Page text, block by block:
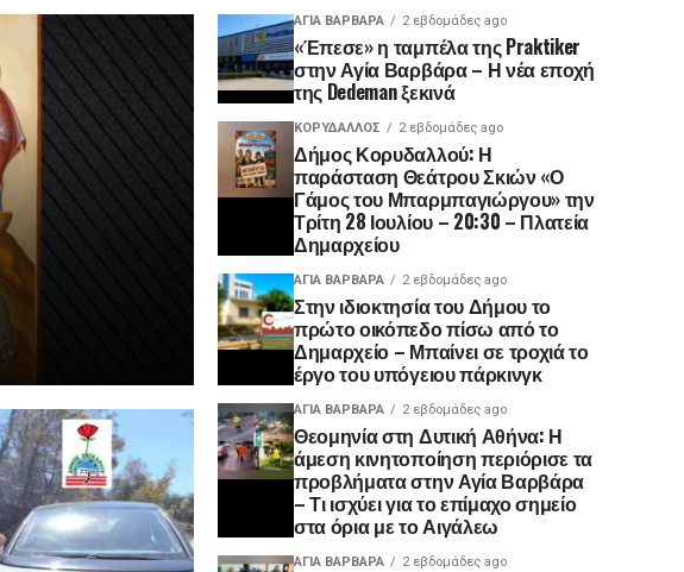
ΑΓΙΑ ΒΑΡΒΑΡΑ 2 εβδομάδες ago
«Έπεσε» η ταμπέλα της Praktiker
στην Αγία Βαρβάρα – Η νέα εποχή
της Dedeman ξεκινά
ΚΟΡΥΔΑΛΛΟΣ 2 εβδομάδες ago
Δήμος Κορυδαλλού: Η
παράσταση Θεάτρου Σκιών «Ο
Γάμος του Μπαρμπαγιώργου» την
Τρίτη 28 Ιουλίου – 20:30 – Πλατεία
Δημαρχείου
ΑΓΙΑ ΒΑΡΒΑΡΑ 2 εβδομάδες ago
Στην ιδιοκτησία του Δήμου το
πρώτο οικόπεδο πίσω από το
Δημαρχείο – Μπαίνει σε τροχιά το
έργο του υπόγειου πάρκινγκ
ΑΓΙΑ ΒΑΡΒΑΡΑ 2 εβδομάδες ago
Θεομηνία στη Δυτική Αθήνα: Η
άμεση κινητοποίηση περιόρισε τα
προβλήματα στην Αγία Βαρβάρα
– Τι ισχύει για το επίμαχο σημείο
στα όρια με το Αιγάλεω
ΑΓΙΑ ΒΑΡΒΑΡΑ 2 εβδομάδες ago